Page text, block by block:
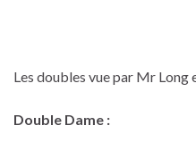
Les doubles vue par Mr Long
Double Dame :